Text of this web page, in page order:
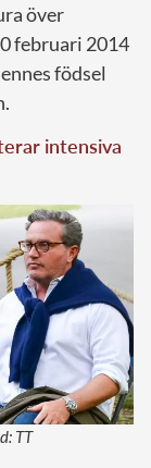
över
februari 2014
födsel
intensiva
TT